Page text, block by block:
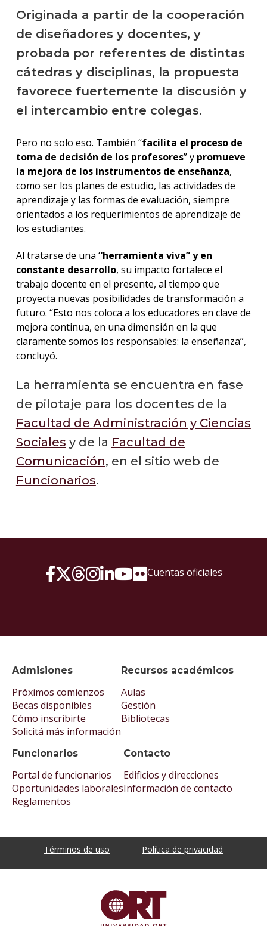
Originada a partir de la cooperación
de diseñadores y docentes, y
probada por referentes de distintas
cátedras y disciplinas, la propuesta
favorece fuertemente la discusión y
el intercambio entre colegas.
Pero no solo eso. También “facilita el proceso de
toma de decisión de los profesores” y promueve
la mejora de los instrumentos de enseñanza,
como ser los planes de estudio, las actividades de
aprendizaje y las formas de evaluación, siempre
orientados a los requerimientos de aprendizaje de
los estudiantes.
Al tratarse de una “herramienta viva” y en
constante desarrollo, su impacto fortalece el
trabajo docente en el presente, al tiempo que
proyecta nuevas posibilidades de transformación a
futuro. “Esto nos coloca a los educadores en clave de
mejora continua, en una dimensión en la que
claramente somos los responsables: la enseñanza”,
concluyó.
La herramienta se encuentra en fase
de pilotaje para los docentes de la
Facultad de Administración y Ciencias
Sociales y de la Facultad de
Comunicación, en el sitio web de
Funcionarios.
Admisiones
Próximos comienzos
Becas disponibles
Cómo inscribirte
Solicitá más información
Recursos académicos
Aulas
Gestión
Bibliotecas
Funcionarios
Portal de funcionarios
Oportunidades laborales
Reglamentos
Contacto
Edificios y direcciones
Información de contacto
Cuentas oficiales
Términos de uso Política de privacidad